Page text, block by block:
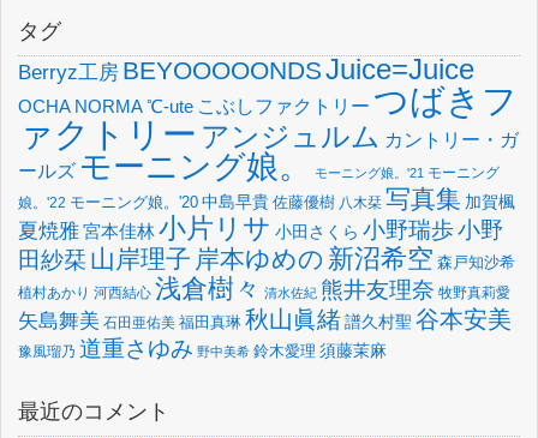
タグ
Berryz工房 BEYOOOOONDSJuice=Juice
OCHA NORMA℃-ute こぶしファクトリー つばきフ
ァクトリー アンジュルム カントリー・ガ
ールズ モーニング娘。 モーニング娘。'21 モーニング
娘。'22 モーニング娘。'20 中島早貴 佐藤優樹 八木栞 写真集 加賀楓
夏焼雅宮本佳林小片リサ 小田さくら 小野瑞歩小野
田紗栞 山岸理子 岸本ゆめの 新沼希空 森戸知沙希
植村あかり 河西結心 浅倉樹々 清水佐紀 熊井友理奈 牧野真莉愛
矢島舞美 石田亜佑美 福田真琳 秋山眞緒譜久村聖 谷本安美
豫風瑠乃 道重さゆみ 野中美希 鈴木愛理 須藤茉麻
最近のコメント